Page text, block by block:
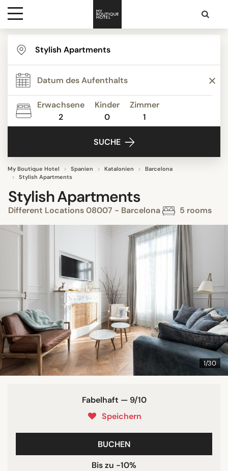
Ziele
Hotelarten
Kontakt
Erwachsene
2
Kinder
0
Zimmer
1
SUCHE
My Boutique Hotel Spanien Katalonien
Barcelona
Stylish Apartments
Stylish Apartments
Different Locations 08007 - Barcelona 5 rooms
1/30
Fabelhaft — 9/10
Speichern
BUCHEN
Bis zu -10%